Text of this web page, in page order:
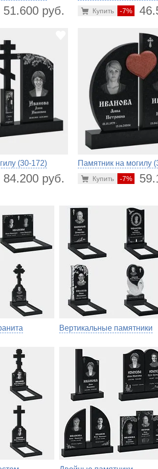
51.600 руб. -7%
Купить
(30-172)
84.200 руб.
Памятник на могилу
-7%
Купить
Вертикальные памятники